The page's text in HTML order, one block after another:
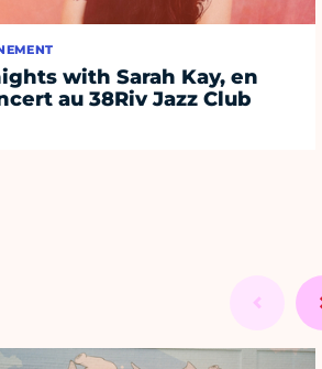
with Sarah Kay, en
au 38Riv Jazz Club